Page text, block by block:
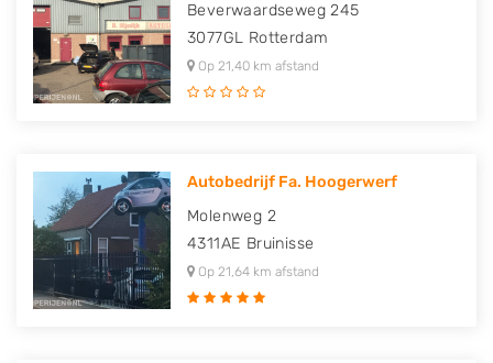
Beverwaardseweg 245
3077GL Rotterdam
Op 21,40 km afstand
Autobedrijf Fa. Hoogerwerf
Molenweg 2
4311AE Bruinisse
Op 21,64 km afstand